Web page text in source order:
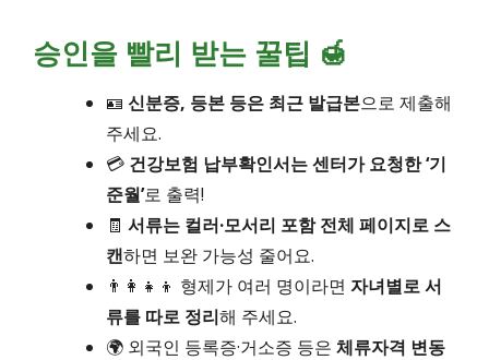
승인을 빨리 받는 꿀팁 🍯
🪪신분증, 등본 등은 최근 발급본으로 제출해
주세요.
💳 건강보험 납부확인서는 센터가 요청한 ‘기
준월’로 출력!
🧾서류는 컬러·모서리 포함 전체 페이지로 스
캔하면 보완 가능성 줄어요.
👨‍👩‍👧‍👦 형제가 여러 명이라면자녀별로 서
류를 따로 정리해 주세요.
🌍 외국인 등록증·거소증 등은체류자격 변동